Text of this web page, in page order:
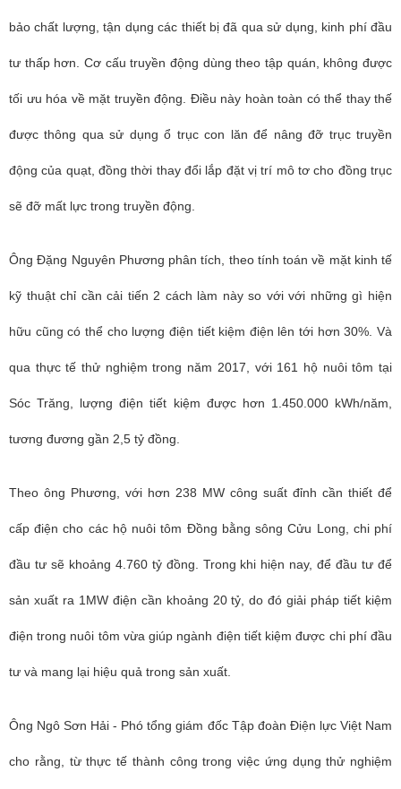
bảo chất lượng, tận dụng các thiết bị đã qua sử dụng, kinh phí đầu
tư thấp hơn. Cơ cấu truyền động dùng theo tập quán, không được
tối ưu hóa về mặt truyền động. Điều này hoàn toàn có thể thay thế
được thông qua sử dụng ổ trục con lăn để nâng đỡ trục truyền
động của quạt, đồng thời thay đổi lắp đặt vị trí mô tơ cho đồng trục
sẽ đỡ mất lực trong truyền động.
Ông Đặng Nguyên Phương phân tích, theo tính toán về mặt kinh tế
kỹ thuật chỉ cần cải tiến 2 cách làm này so với với những gì hiện
hữu cũng có thể cho lượng điện tiết kiệm điện lên tới hơn 30%. Và
qua thực tế thử nghiệm trong năm 2017, với 161 hộ nuôi tôm tại
Sóc Trăng, lượng điện tiết kiệm được hơn 1.450.000 kWh/năm,
tương đương gần 2,5 tỷ đồng.
Theo ông Phương, với hơn 238 MW công suất đỉnh cần thiết để
cấp điện cho các hộ nuôi tôm Đồng bằng sông Cửu Long, chi phí
đầu tư sẽ khoảng 4.760 tỷ đồng. Trong khi hiện nay, để đầu tư để
sản xuất ra 1MW điện cần khoảng 20 tỷ, do đó giải pháp tiết kiệm
điện trong nuôi tôm vừa giúp ngành điện tiết kiệm được chi phí đầu
tư và mang lại hiệu quả trong sản xuất.
Ông Ngô Sơn Hải - Phó tổng giám đốc Tập đoàn Điện lực Việt Nam
cho rằng, từ thực tế thành công trong việc ứng dụng thử nghiệm